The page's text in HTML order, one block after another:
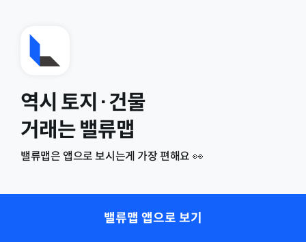
역시 토지·건물
거래는 밸류맵
밸류맵은 앱으로 보시는게 가장 편해요 👀
밸류맵 앱으로 보기